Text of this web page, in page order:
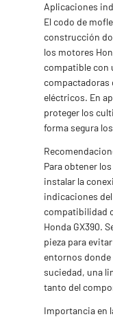
Aplicaciones
El codo de
construcción
los motores
compatible con
compactadoras
eléctricos. En
proteger los
forma segura
Para obtener
instalar la
indicaciones
compatibilidad
Honda GX390.
pieza para
entornos
suciedad, una
tanto del
Importancia en